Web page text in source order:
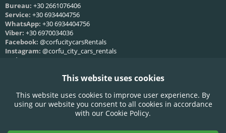
Bureau: +30 2661076406
Service: +30 6934404756
WhatsApp: +30 6934404756
Viber: +30 6970034036
Facebook: @corfucitycarsRentals
Instagram: @corfu_city_cars_rentals
Web:
HORAIRES DE SERVICE
Lun-Ven: 09:00 - 21:00
This website uses cookies
This website uses cookies to improve user experience. By
using our website you consent to all cookies in accordance
with our Cookie Policy.